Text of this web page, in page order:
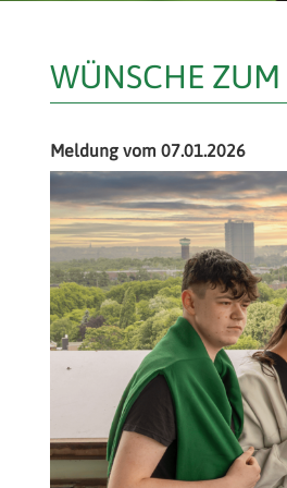
WÜNSCHE
Meldung vom 07.01.2026